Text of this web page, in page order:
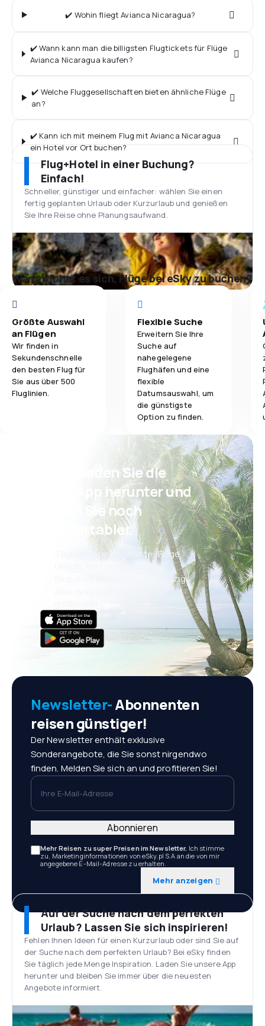
✔️ Wohin fliegt Avianca Nicaragua?
✔️ Wann kann man die billigsten Flugtickets für Flüge
Avianca Nicaragua kaufen?
✔️ Welche Fluggesellschaften bieten ähnliche Flüge
an?
✔️ Kann ich mit meinem Flug mit Avianca Nicaragua
ein Hotel vor Ort buchen?
Flug+Hotel in einer Buchung?
Einfach!
Schneller, günstiger und einfacher: wählen Sie einen
fertig geplanten Urlaub oder Kurzurlaub und genießen
Sie Ihre Reise ohne Planungsaufwand.
Warum lohnt es sich, Flüge bei eSky zu buchen?
Größte Auswahl
an Flügen
Wir finden in
Sekundenschnelle
den besten Flug für
Sie aus über 500
Fluglinien.
Flexible Suche
Erweitern Sie Ihre
Suche auf
nahegelegene
Flughäfen und eine
flexible
Datumsauswahl, um
die günstigste
Option zu finden.
Psst! Laden Sie die
eSky App herunter und
reisen Sie noch
komfortabler.
Täglich neue Angebote: Flüge,
Bequeme Buchungsverwaltung
Newsletter-Abonnenten
reisen günstiger!
Der Newsletter enthält exklusive
Sonderangebote, die Sie sonst nirgendwo
finden. Melden Sie sich an und profitieren Sie!
Ihre E-Mail-Adresse
Mehr Reisen zu super Preisen im Newsletter. Ich stimme
zu, Marketinginformationen von eSky.pl S.A an die von mir
angegebene E-Mail-Adresse zu erhalten.
Mehr anzeigen
Abonnieren
Auf der Suche nach dem perfekten
Urlaub? Lassen Sie sich inspirieren!
Fehlen Ihnen Ideen für einen Kurzurlaub oder sind Sie auf
der Suche nach dem perfekten Urlaub? Bei eSky finden
Sie täglich jede Menge Inspiration. Laden Sie unsere App
herunter und bleiben Sie immer über die neuesten
Angebote informiert.